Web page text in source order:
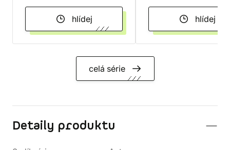
hlídej hlídej
celá série
Detaily produktu